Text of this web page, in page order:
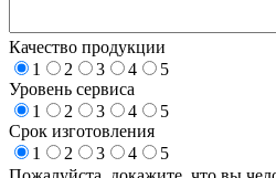
Качество продукции
1
2 3 4
5
Уровень сервиса
1
2 3 4
5
Срок изготовления
1
2 3 4
5